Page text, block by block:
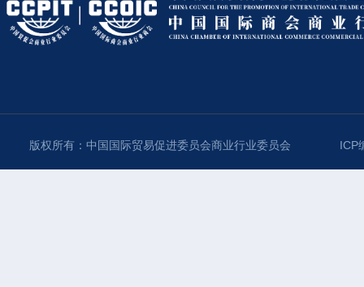
版权所有：中国国际贸易促进委员会商业行业委员会 ICP